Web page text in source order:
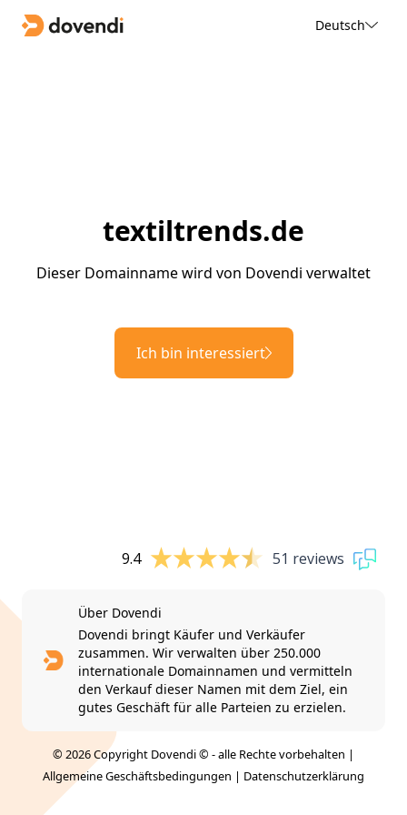
Deutsch
textiltrends.de
Dieser Domainname wird von Dovendi verwaltet
Ich bin interessiert
9.4 51 reviews
Über Dovendi
Dovendi bringt Käufer und Verkäufer
zusammen. Wir verwalten über 250.000
internationale Domainnamen und vermitteln
den Verkauf dieser Namen mit dem Ziel, ein
gutes Geschäft für alle Parteien zu erzielen.
© 2026 Copyright Dovendi © - alle Rechte vorbehalten |
Allgemeine Geschäftsbedingungen | Datenschutzerklärung